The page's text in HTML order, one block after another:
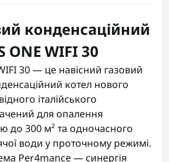
конденсаційний
ONE WIFI 30
30 — це навісний газовий
котел нового
італійського
для опалення
до 300 м² та одночасного
води у проточному режимі.
Per4mance — синергія